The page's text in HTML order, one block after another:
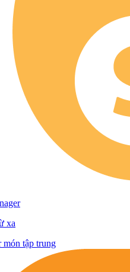
xa
món tập trung